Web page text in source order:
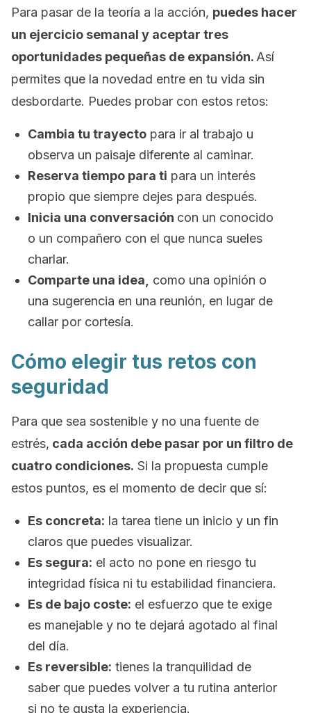
Para pasar de la teoría a la acción, puedes hacer
un ejercicio semanal y aceptar tres
oportunidades pequeñas de expansión. Así
permites que la novedad entre en tu vida sin
desbordarte. Puedes probar con estos retos:
Cambia tu trayecto para ir al trabajo u
observa un paisaje diferente al caminar.
Reserva tiempo para ti para un interés
propio que siempre dejes para después.
Inicia una conversación con un conocido
o un compañero con el que nunca sueles
charlar.
Comparte una idea,
como una opinión o
una sugerencia en una reunión, en lugar de
callar por cortesía.
Cómo elegir tus retos con
seguridad
Para que sea sostenible y no una fuente de
estrés, cada acción debe pasar por un filtro de
cuatro condiciones. Si la propuesta cumple
estos puntos, es el momento de decir que sí:
Es concreta: la tarea tiene un inicio y un fin
claros que puedes visualizar.
Es segura: el acto no pone en riesgo tu
integridad física ni tu estabilidad financiera.
Es de bajo coste: el esfuerzo que te exige
es manejable y no te dejará agotado al final
del día.
Es reversible: tienes la tranquilidad de
saber que puedes volver a tu rutina anterior
si no te gusta la experiencia.